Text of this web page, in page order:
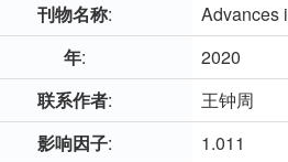
刊物名称:
Advances
年:
2020
联系作者:
王钟周
影响因子: 1.011